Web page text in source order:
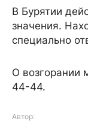
В Бурятии
значения.
специально
О возгорании
44-44.
Автор: